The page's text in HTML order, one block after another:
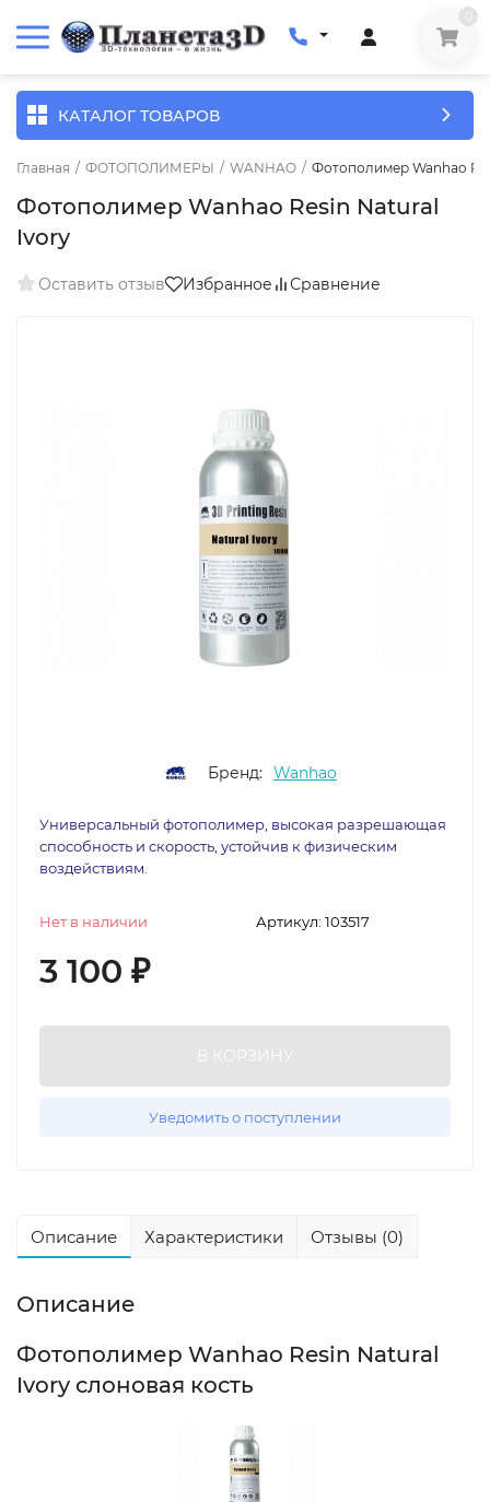
КАТАЛОГ ТОВАРОВ
Главная / ФОТОПОЛИМЕРЫ / WANHAO / Фотополимер Wanhao
Фотополимер Wanhao Resin Natural
Ivory
Оставить отзыв Избранное Сравнение
Бренд: Wanhao
Универсальный фотополимер, высокая разрешающая
способность и скорость, устойчив к физическим
воздействиям.
Артикул: 103517
Нет в наличии
3 100 ₽
В КОРЗИНУ
Уведомить о поступлении
Описание Характеристики Отзывы (0)
Описание
Фотополимер Wanhao Resin Natural
Ivory слоновая кость